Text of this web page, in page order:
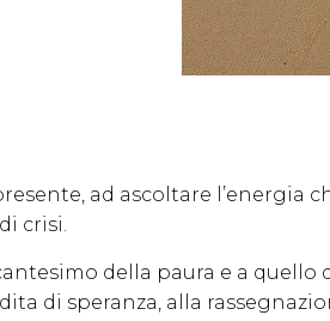
ad ascoltare l’energia
crisi.
della paura e a
di speranza, alla